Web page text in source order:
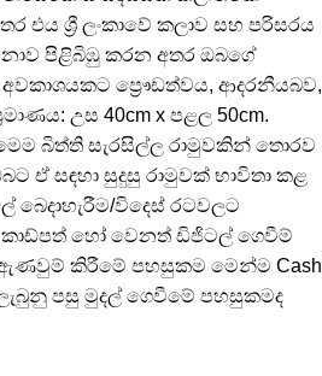
ශ්‍රී ලංකාවේ කලාව සහ පරිසරය
පිළිබිඹු කරන අතර ඔබගේ
ප්‍රෞඩත්වය, ආදරනීයබව,
උස 40cm x පළල 50cm.
බිත්ති සැරසිල්ල රාමුවකින් තොරව
ඒ සඳහා සුදුසු රාමුවක් භාවිතා කළ
බෙදාහැරීම/විදෙස් රටවලට
හෝ වෙනත් ඩිජිටල් ගෙවීම්
ඇණවුම් කිරීමේ පහසුකම මෙන්ම Cash
පසු මුදල් ගෙවීමේ පහසුකමද